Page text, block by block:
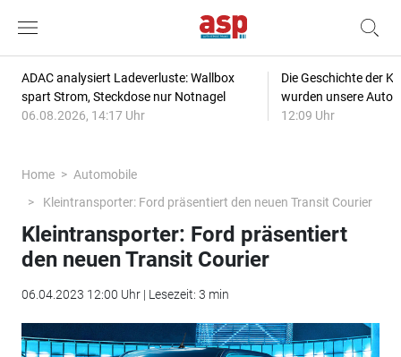
ADAC analysiert Ladeverluste: Wallbox
spart Strom, Steckdose nur Notnagel
06.08.2026, 14:17 Uhr
Die Geschichte der
wurden unsere
12:09 Uhr
Home
Automobile
Kleintransporter: Ford präsentiert den neuen Transit Courier
Kleintransporter: Ford präsentiert
den neuen Transit Courier
06.04.2023 12:00 Uhr | Lesezeit: 3 min